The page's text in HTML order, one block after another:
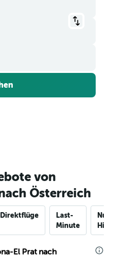
von
Österreich
Direktflüge
Last-
Minute
Nur
El Prat nach